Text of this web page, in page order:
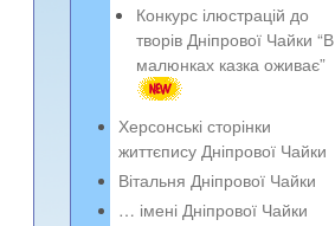
Конкурс ілюстрацій до
творів Дніпрової Чайки “В
малюнках казка оживає”
Херсонські сторінки
життєпису Дніпрової Чайки
Вітальня Дніпрової Чайки
… імені Дніпрової Чайки